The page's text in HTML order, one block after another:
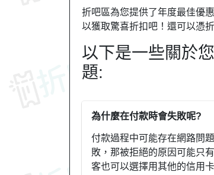
折吧區為您提供了年度最佳優
以獲取驚喜折扣吧！還可以憑
以下是一些關於
題:
為什麼在付款時會失敗呢?
付款過程中可能存在網路問
敗，那被拒絕的原因可能只
客也可以選擇用其他的信用